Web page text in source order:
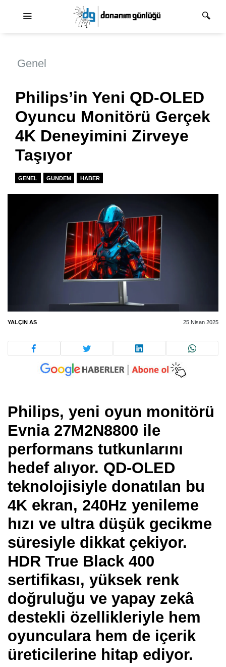
Genel
Philips’in Yeni QD-OLED
Oyuncu Monitörü Gerçek
4K Deneyimini Zirveye
Taşıyor
GENEL GUNDEM HABER
YALÇIN AS 25 Nisan 2025
Philips, yeni oyun monitörü
Evnia 27M2N8800 ile
performans tutkunlarını
hedef alıyor. QD-OLED
teknolojisiyle donatılan bu
4K ekran, 240Hz yenileme
hızı ve ultra düşük gecikme
süresiyle dikkat çekiyor.
HDR True Black 400
sertifikası, yüksek renk
doğruluğu ve yapay zekâ
destekli özellikleriyle hem
oyunculara hem de içerik
üreticilerine hitap ediyor.